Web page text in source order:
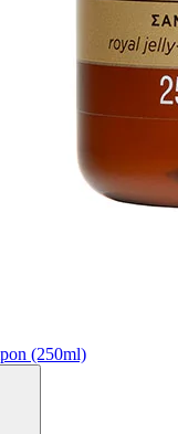
(250ml)